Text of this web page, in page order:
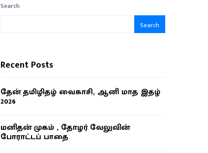
Search
Search
Recent Posts
தேன் தமிழிதழ் வைகாசி, ஆனி மாத இதழ்
2026
மனிதன் முகம் , தோழர் வேலுவின்
போராட்டப் பாதை